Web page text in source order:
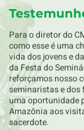
Para o diretor do
como esse é uma
vida dos jovens e
da Festa do
reforçamos nosso
seminaristas e dos
uma oportunidade
Amazônia aos
sacerdote.